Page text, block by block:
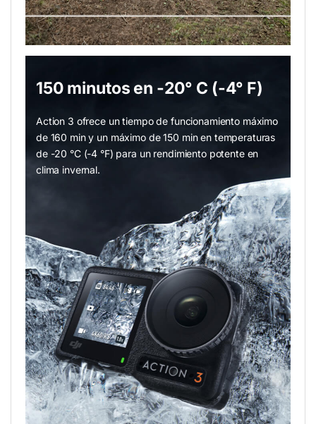
150 minutos en -20° C (-4° F)
Action 3 ofrece un tiempo de funcionamiento máximo
de 160 min y un máximo de 150 min en temperaturas
de -20 °C (-4 °F) para un rendimiento potente en
clima invernal.